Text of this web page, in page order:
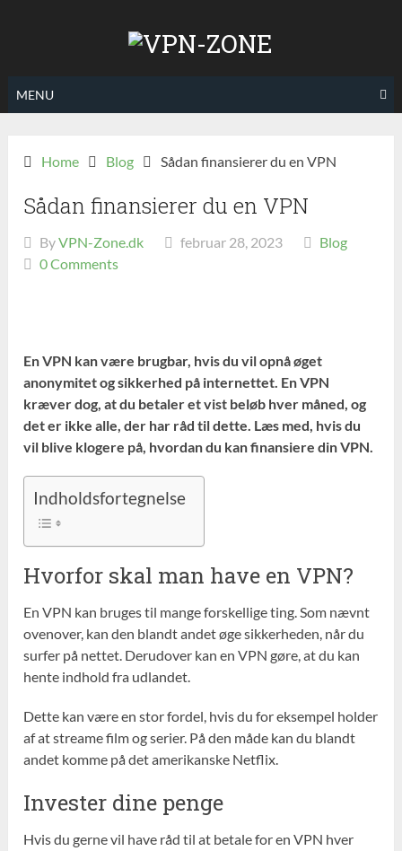
MENU
Home Blog Sådan finansierer du en VPN
Sådan finansierer du en VPN
ByVPN-Zone.dk februar 28, 2023
Blog
0 Comments
En VPN kan være brugbar, hvis du vil opnå øget
anonymitet og sikkerhed på internettet. En VPN
kræver dog, at du betaler et vist beløb hver måned, og
det er ikke alle, der har råd til dette. Læs med, hvis du
vil blive klogere på, hvordan du kan finansiere din VPN.
Indholdsfortegnelse
Hvorfor skal man have en VPN?
En VPN kan bruges til mange forskellige ting. Som nævnt
ovenover, kan den blandt andet øge sikkerheden, når du
surfer på nettet. Derudover kan en VPN gøre, at du kan
hente indhold fra udlandet.
Dette kan være en stor fordel, hvis du for eksempel holder
af at streame film og serier. På den måde kan du blandt
andet komme på det amerikanske Netflix.
Invester dine penge
Hvis du gerne vil have råd til at betale for en VPN hver